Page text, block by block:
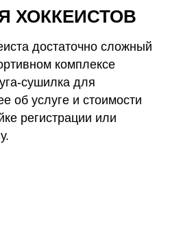
ХОККЕИСТОВ
достаточно сложный
комплексе
сушилка для
об услуге и стоимости
регистрации или